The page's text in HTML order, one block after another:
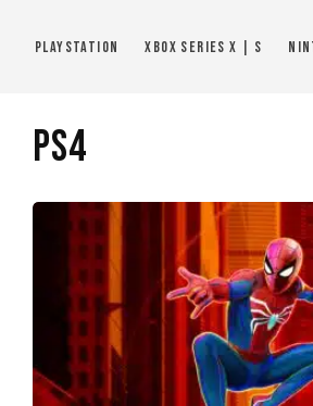
PlayStation Xbox Series X | S
PS4